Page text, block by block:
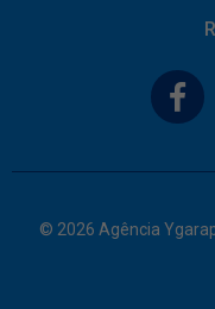
© 2026 Agência